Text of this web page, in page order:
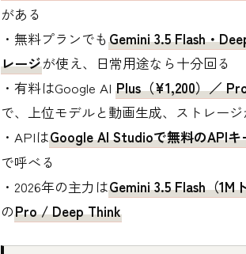
がある
・無料プランでも Gemini 3.5 Flash・
レージが使え、日常用途なら十分回る
・有料はGoogle AI Plus（¥1,200）／
で、上位モデルと動画生成、ストレージ
・APIはGoogle AI Studioで無料のAPIキ
で呼べる
・2026年の主力はGemini 3.5 Flash（1M
のPro / Deep Think